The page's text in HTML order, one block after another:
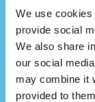
We use
provide social
We also share
our social
may combine it
provided to
Associez-